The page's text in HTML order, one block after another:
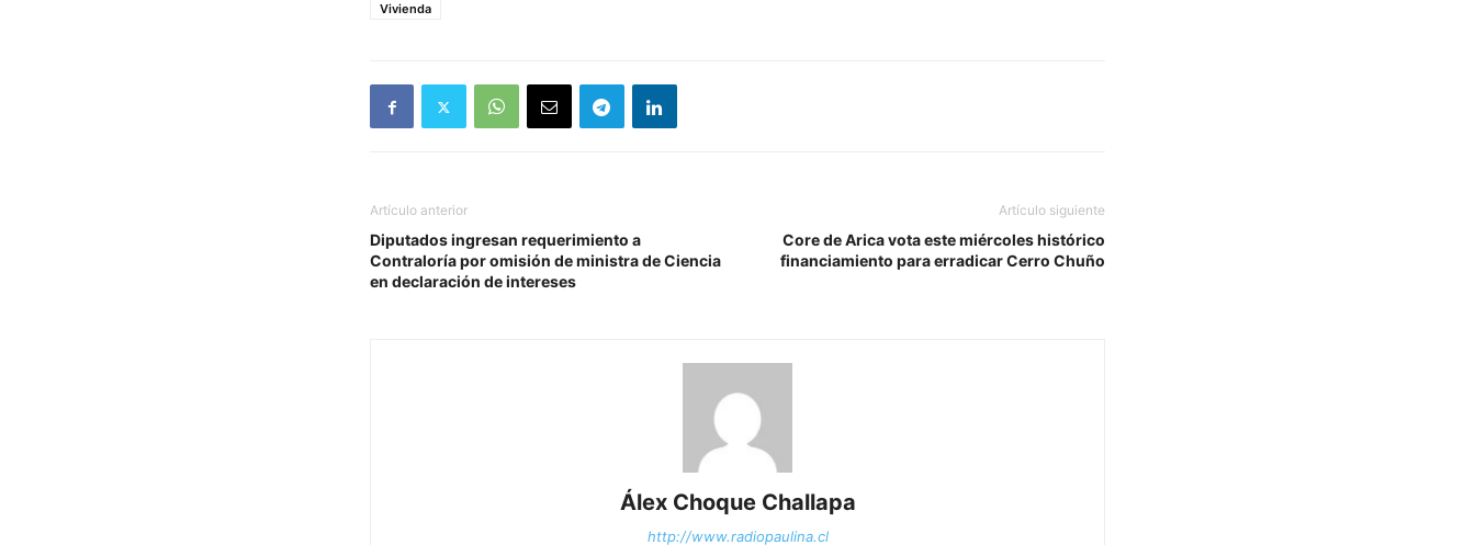
Vivienda
Artículo anterior
Diputados ingresan requerimiento a
Contraloría por omisión de ministra de Ciencia
en declaración de intereses
Artículo siguiente
Core de Arica vota este miércoles histórico
financiamiento para erradicar Cerro Chuño
Álex Choque Challapa
http://www.radiopaulina.cl